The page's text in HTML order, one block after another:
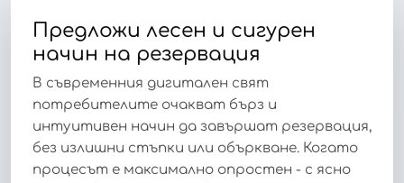
Предложи лесен и сигурен
начин на резервация
В съвременния дигитален свят
потребителите очакват бърз и
интуитивен начин да завършат резервация,
без излишни стъпки или объркване. Когато
процесът е максимално опростен - с ясно